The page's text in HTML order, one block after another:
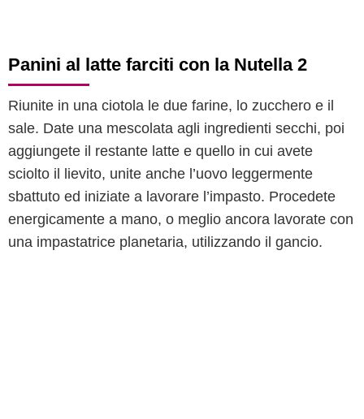
Panini al latte farciti con la Nutella 2
Riunite in una ciotola le due farine, lo zucchero e il
sale. Date una mescolata agli ingredienti secchi, poi
aggiungete il restante latte e quello in cui avete
sciolto il lievito, unite anche l’uovo leggermente
sbattuto ed iniziate a lavorare l’impasto. Procedete
energicamente a mano, o meglio ancora lavorate con
una impastatrice planetaria, utilizzando il gancio.